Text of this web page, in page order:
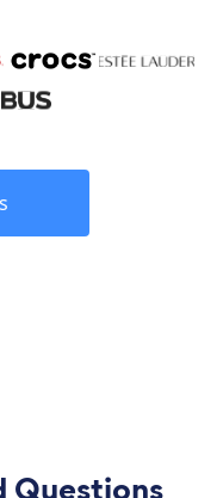
Questions